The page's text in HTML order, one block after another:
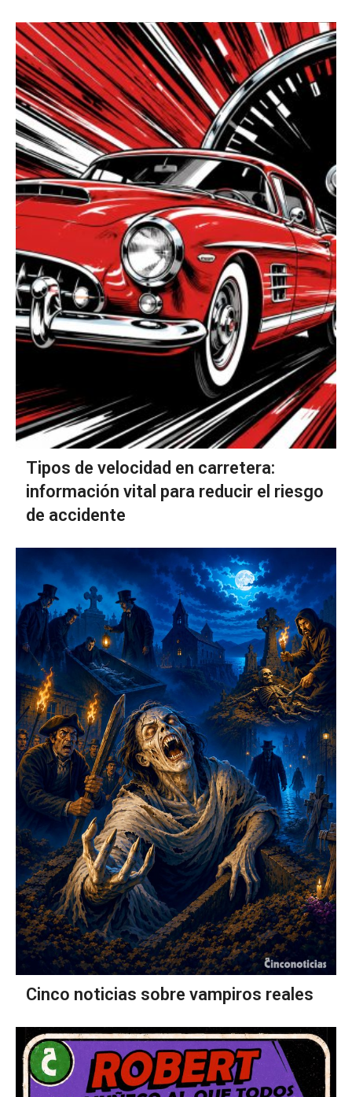
Tipos de velocidad en carretera:
información vital para reducir el riesgo
de accidente
Cinco noticias sobre vampiros reales